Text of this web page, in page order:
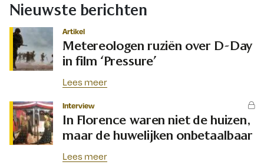
Nieuwste berichten
Artikel
Metereologen ruziën over D-Day
in film ‘Pressure’
Lees meer
Interview
In Florence waren niet de huizen,
maar de huwelijken onbetaalbaar
Lees meer